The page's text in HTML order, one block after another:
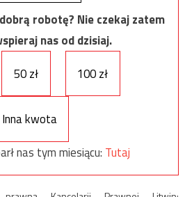
robotę? Nie czekaj zatem
nas od dzisiaj.
50 zł 100 zł
Inna kwota
nas tym miesiącu: Tutaj